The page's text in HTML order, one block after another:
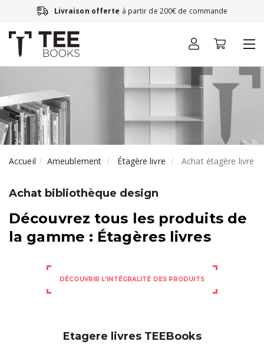
Livraison offerte à partir de 200€ de commande
Accueil Ameublement Étagère livre Achat étagère livre
Achat bibliothèque design
Découvrez tous les produits de
la gamme : Étagères livres
DÉCOUVRIR L'INTÉGRALITÉ DES PRODUITS
Etagere livres TEEBooks